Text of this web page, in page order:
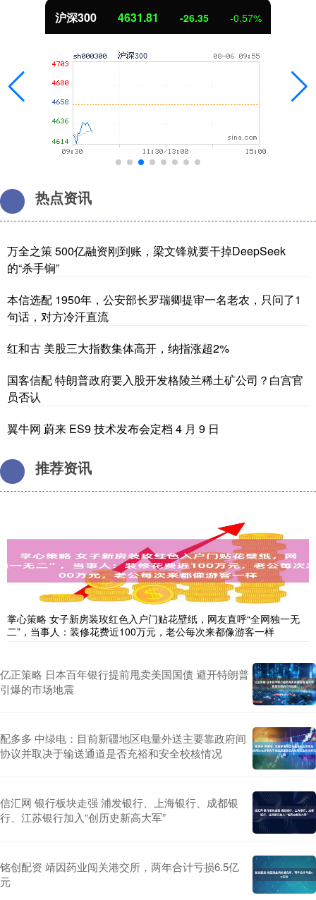
沪深300 4631.81 -26.35 -0.57%
热点资讯
万全之策 500亿融资刚到账，梁文锋就要干掉DeepSeek
的“杀手锏”
本信选配 1950年，公安部长罗瑞卿提审一名老农，只问了1
句话，对方冷汗直流
红和古 美股三大指数集体高开，纳指涨超2%
国客信配 特朗普政府要入股开发格陵兰稀土矿公司？白宫官
员否认
翼牛网 蔚来 ES9 技术发布会定档 4 月 9 日
推荐资讯
掌心策略 女子新房装玫红色入户门贴花壁纸，网友直呼“全网独一无
二”，当事人：装修花费近100万元，老公每次来都像游客一样
亿正策略 日本百年银行提前甩卖美国国债 避开特朗普
引爆的市场地震
配多多 中绿电：目前新疆地区电量外送主要靠政府间
协议并取决于输送通道是否充裕和安全校核情况
信汇网 银行板块走强 浦发银行、上海银行、成都银
行、江苏银行加入“创历史新高大军”
铭创配资 靖因药业闯关港交所，两年合计亏损6.5亿
元